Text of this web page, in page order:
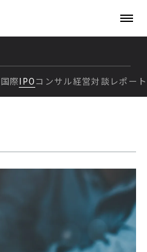
国際IPO コンサル経営対談 レポート